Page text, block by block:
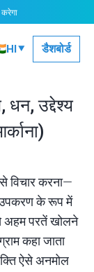
HI▾ डैशबोर्ड
धन, उद्देश्य
विचार करना—
उपकरण के रूप में
अहम परतें खोलने
कहा जाता
ऐसे अनमोल
करेगा